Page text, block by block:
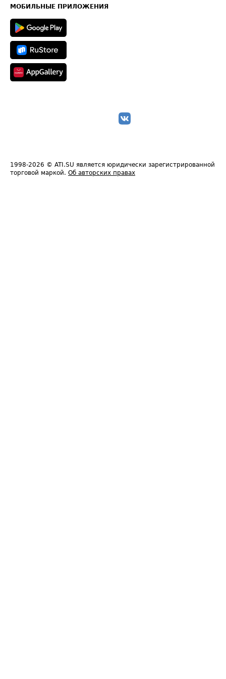
Техническая информация
МОБИЛЬНЫЕ ПРИЛОЖЕНИЯ
1998-2026 © ATI.SU является юридически зарегистрированной
торговой маркой. Об авторских правах